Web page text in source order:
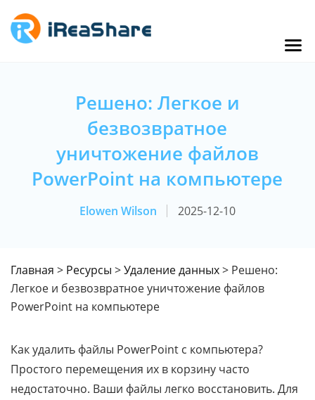
Решено: Легкое и
безвозвратное
уничтожение файлов
PowerPoint на компьютере
Elowen Wilson 2025-12-10
Главная > Ресурсы >Удаление данных> Решено:
Легкое и безвозвратное уничтожение файлов
PowerPoint на компьютере
Как удалить файлы PowerPoint с компьютера?
Простого перемещения их в корзину часто
недостаточно. Ваши файлы легко восстановить. Для